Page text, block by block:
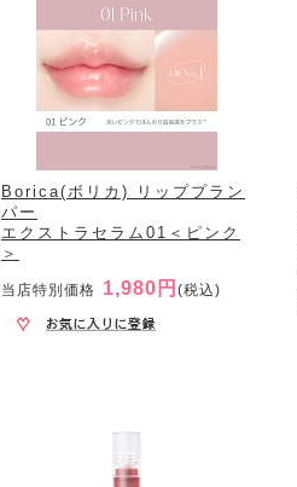
Borica(ボリカ) リッププラン
パー
エクストラセラム01＜ピンク
＞
当店特別価格 1,980円(税込)